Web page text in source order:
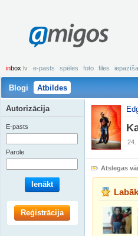
amigos
inbox .lv e-pasts spēles foto files
Blogi Atbildes
24.
Atslegas
Autorizācija
E-pasts
Parole
Ienākt
Reģistrācija